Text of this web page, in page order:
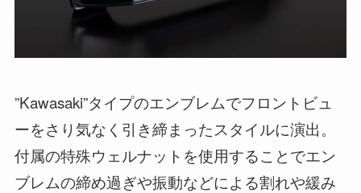
”Kawasaki”タイプのエンブレムでフロントビュ
ーをさり気なく引き締まったスタイルに演出。
付属の特殊ウェルナットを使用することでエン
ブレムの締め過ぎや振動などによる割れや緩み